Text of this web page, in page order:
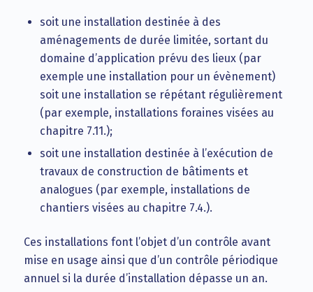
soit une installation destinée à des
aménagements de durée limitée, sortant du
domaine d’application prévu des lieux (par
exemple une installation pour un évènement)
soit une installation se répétant régulièrement
(par exemple, installations foraines visées au
chapitre 7.11.);
soit une installation destinée à l’exécution de
travaux de construction de bâtiments et
analogues (par exemple, installations de
chantiers visées au chapitre 7.4.).
Ces installations font l’objet d’un contrôle avant
mise en usage ainsi que d’un contrôle périodique
annuel si la durée d’installation dépasse un an.